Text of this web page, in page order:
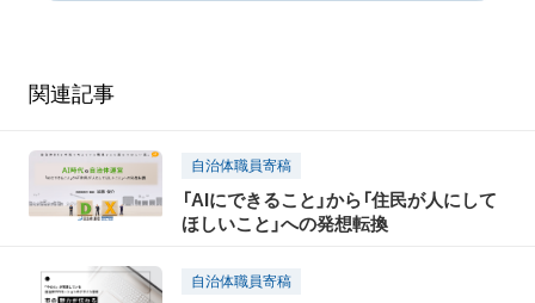
関連記事
自治体職員寄稿
「AIにできること」から「住民が人にして
ほしいこと」への発想転換
自治体職員寄稿